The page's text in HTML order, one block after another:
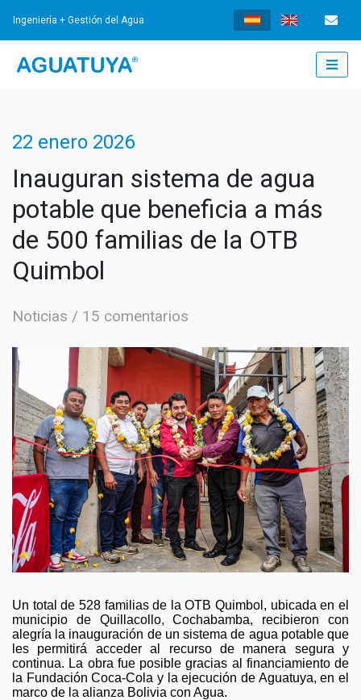
Ingeniería + Gestión del Agua
INGENIERÍA
AGUA POTABLE
SISTEMAS DE DRENAJE URBANO SOSTENIBLES
GESTIÓN DE RESIDUOS SÓLIDOS
ECO SAN
RE USO
FORTALECIMIENTO INSTITUCIONAL
COMUNICACIÓN Y GESTIÓN DEL CONOCIMIENTO
NOTICIAS
CONVOCATORIAS
DOCUMENTOS
22 enero 2026
Inauguran sistema de agua
potable que beneficia a más
de 500 familias de la OTB
Quimbol
Noticias 15 comentarios
Un total de 528 familias de la OTB Quimbol, ubicada en el
municipio de Quillacollo, Cochabamba, recibieron con
alegría la inauguración de un sistema de agua potable que
les permitirá acceder al recurso de manera segura y
continua. La obra fue posible gracias al financiamiento de
la Fundación Coca-Cola y la ejecución de Aguatuya, en el
marco de la alianza Bolivia con Agua.